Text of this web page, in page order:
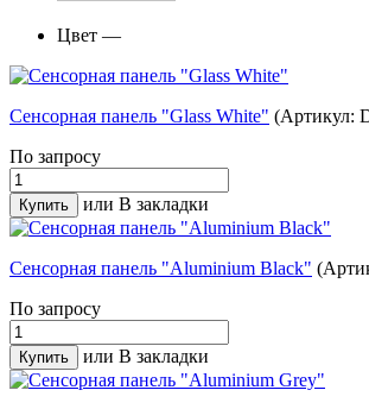
Цвет —
Сенсорная панель "Glass White" (Артикул:
По запросу
или В закладки
Сенсорная панель "Aluminium Black"
По запросу
или В закладки